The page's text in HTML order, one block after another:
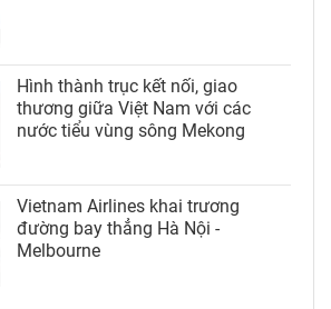
Hình thành trục kết nối, giao
thương giữa Việt Nam với các
nước tiểu vùng sông Mekong
Vietnam Airlines khai trương
đường bay thẳng Hà Nội -
Melbourne